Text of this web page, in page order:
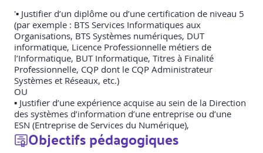
'▪ Justifier d’un diplôme ou d’une certification de niveau 5
(par exemple : BTS Services Informatiques aux
Organisations, BTS Systèmes numériques, DUT
informatique, Licence Professionnelle métiers de
l’Informatique, BUT Informatique, Titres à Finalité
Professionnelle, CQP dont le CQP Administrateur
Systèmes et Réseaux, etc.)
OU
▪ Justifier d’une expérience acquise au sein de la Direction
des systèmes d’information d’une entreprise ou d’une
ESN (Entreprise de Services du Numérique),
Objectifs pédagogiques